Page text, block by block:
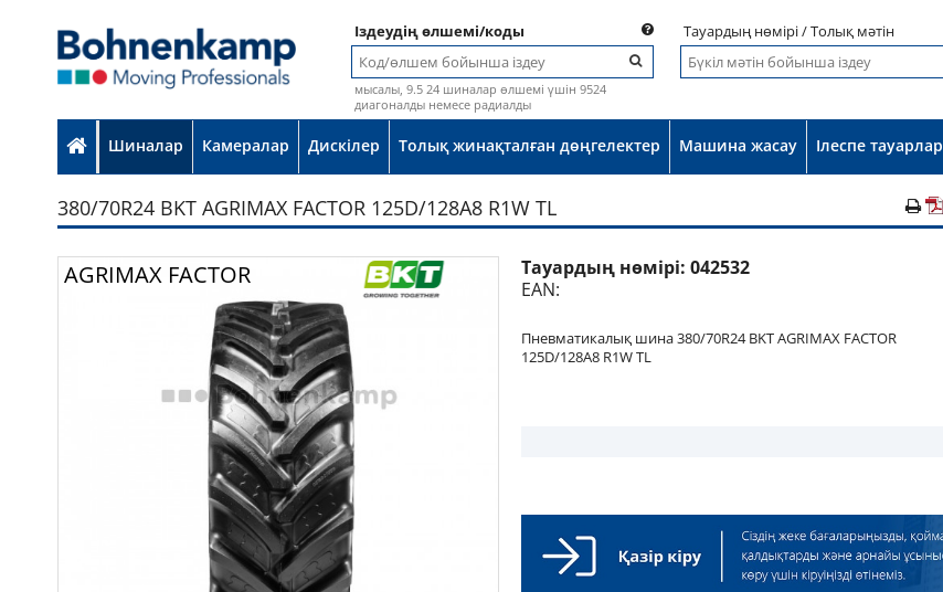
Тауардың нөмірі / Толық мәтін
Іздеудің өлшемі/коды
мысалы, 9.5 24 шиналар өлшемі үшін 9524
диагоналды немесе радиалды
Шиналар Камералар Дискілер Толық жинақталған дөңгелектер Машина жасау Ілеспе тауарлар
380/70R24 BKT AGRIMAX FACTOR 125D/128A8 R1W TL
AGRIMAX FACTOR Фотосурет кепілдіксіз ұсынылады Тауардың нөмірі: 042532
EAN:
Пневматикалық шина 380/70R24 BKT AGRIMAX FACTOR
125D/128A8 R1W TL